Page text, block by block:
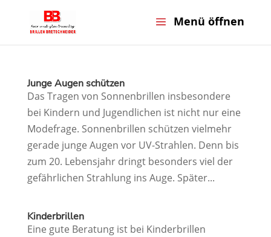
Junge Augen schützen
Das Tragen von Sonnenbrillen insbesondere
bei Kindern und Jugendlichen ist nicht nur eine
Modefrage. Sonnenbrillen schützen vielmehr
gerade junge Augen vor UV-Strahlen. Denn bis
zum 20. Lebensjahr dringt besonders viel der
gefährlichen Strahlung ins Auge. Später...
Kinderbrillen
Eine gute Beratung ist bei Kinderbrillen